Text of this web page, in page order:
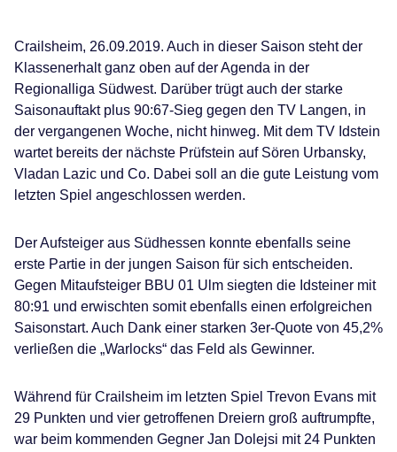
Crailsheim, 26.09.2019. Auch in dieser Saison steht der
Klassenerhalt ganz oben auf der Agenda in der
Regionalliga Südwest. Darüber trügt auch der starke
Saisonauftakt plus 90:67-Sieg gegen den TV Langen, in
der vergangenen Woche, nicht hinweg. Mit dem TV Idstein
wartet bereits der nächste Prüfstein auf Sören Urbansky,
Vladan Lazic und Co. Dabei soll an die gute Leistung vom
letzten Spiel angeschlossen werden.
Der Aufsteiger aus Südhessen konnte ebenfalls seine
erste Partie in der jungen Saison für sich entscheiden.
Gegen Mitaufsteiger BBU 01 Ulm siegten die Idsteiner mit
80:91 und erwischten somit ebenfalls einen erfolgreichen
Saisonstart. Auch Dank einer starken 3er-Quote von 45,2%
verließen die „Warlocks“ das Feld als Gewinner.
Während für Crailsheim im letzten Spiel Trevon Evans mit
29 Punkten und vier getroffenen Dreiern groß auftrumpfte,
war beim kommenden Gegner Jan Dolejsi mit 24 Punkten